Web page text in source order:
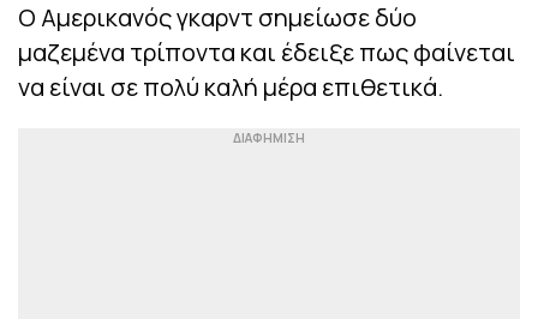
Ο Αμερικανός γκαρντ σημείωσε δύο
μαζεμένα τρίποντα και έδειξε πως φαίνεται
να είναι σε πολύ καλή μέρα επιθετικά.